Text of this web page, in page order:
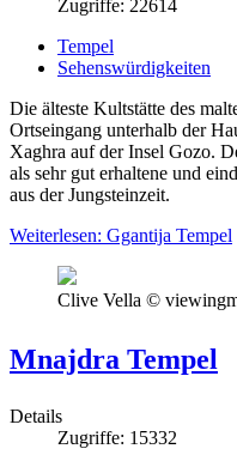
Zugriffe: 22614
Tempel
Sehenswürdigkeiten
Die älteste Kultstätte des
Ortseingang unterhalb der
Xaghra auf der Insel Gozo.
als sehr gut erhaltene und
aus der Jungsteinzeit.
Weiterlesen: Ggantija Tempel
Clive Vella ©
Mnajdra Tempel
Details
Zugriffe: 15332